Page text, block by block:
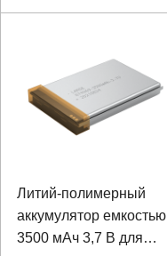
Литий-полимерный
аккумулятор емкостью
3500 мАч 3,7 В для